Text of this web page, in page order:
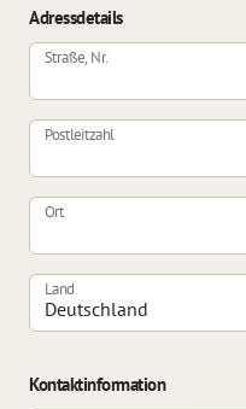
Adressdetails
Straße, Nr.
Postleitzahl
Ort
Land
Kontaktinformation